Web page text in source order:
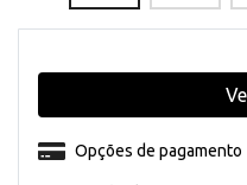
Opções de pagamento